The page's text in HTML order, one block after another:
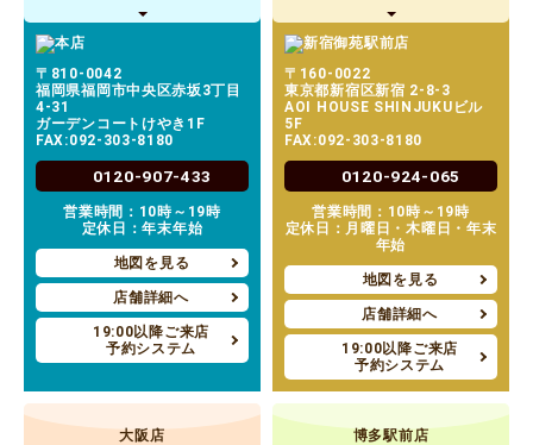
〒810-0042
福岡県福岡市中央区赤坂3丁目
4-31
ガーデンコートけやき1F
FAX:092-303-8180
0120-907-433
営業時間：10時～19時
定休日：年末年始
地図を見る
店舗詳細へ
19:00以降ご来店
予約システム
〒160-0022
東京都新宿区新宿 2-8-3
AOI HOUSE SHINJUKUビル
5F
FAX:092-303-8180
0120-924-065
営業時間：10時～19時
定休日：月曜日・木曜日・年末
年始
地図を見る
店舗詳細へ
19:00以降ご来店
予約システム
大阪店 博多駅前店